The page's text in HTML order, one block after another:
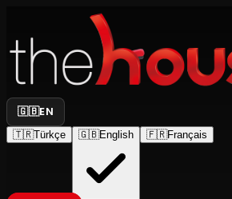
🇬🇧EN
🇹🇷Türkçe 🇬🇧English 🇫🇷Français